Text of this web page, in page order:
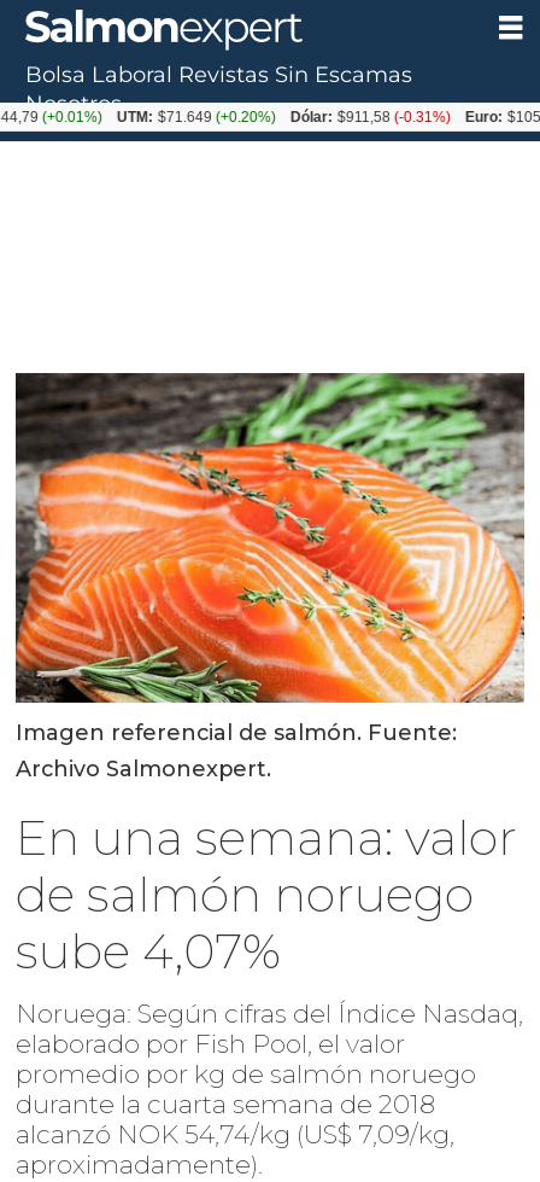
Imagen referencial de salmón. Fuente:
Archivo Salmonexpert.
En una semana: valor
de salmón noruego
sube 4,07%
Noruega: Según cifras del Índice Nasdaq,
elaborado por Fish Pool, el valor
promedio por kg de salmón noruego
durante la cuarta semana de 2018
alcanzó NOK 54,74/kg (US$ 7,09/kg,
aproximadamente).
Bolsa Laboral Revistas Sin Escamas
Nosotros
(+0.01%) UTM: $71.649(+0.20%) Dólar: $911,58(-0.31%) Euro: $1053,36